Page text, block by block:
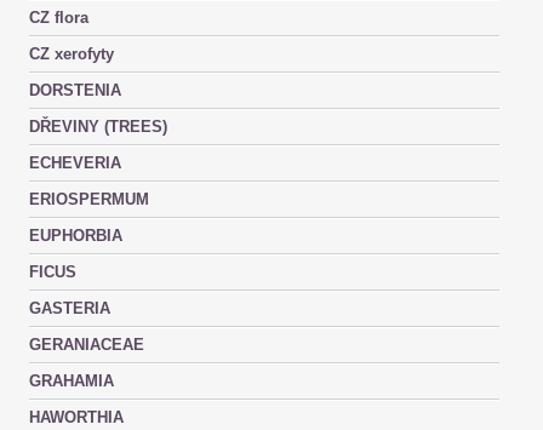
CZ flora
CZ xerofyty
DORSTENIA
DŘEVINY (TREES)
ECHEVERIA
ERIOSPERMUM
EUPHORBIA
FICUS
GASTERIA
GERANIACEAE
GRAHAMIA
HAWORTHIA